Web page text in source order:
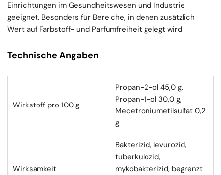
Einrichtungen im Gesundheitswesen und Industrie
geeignet. Besonders für Bereiche, in denen zusätzlich
Wert auf Farbstoff- und Parfumfreiheit gelegt wird
Technische Angaben
Wirkstoff pro 100 g
Propan-2-ol 45,0 g,
Propan-1-ol 30,0 g,
Mecetroniumetilsulfat 0,2
g
Wirksamkeit
Bakterizid, levurozid,
tuberkulozid,
mykobakterizid, begrenzt